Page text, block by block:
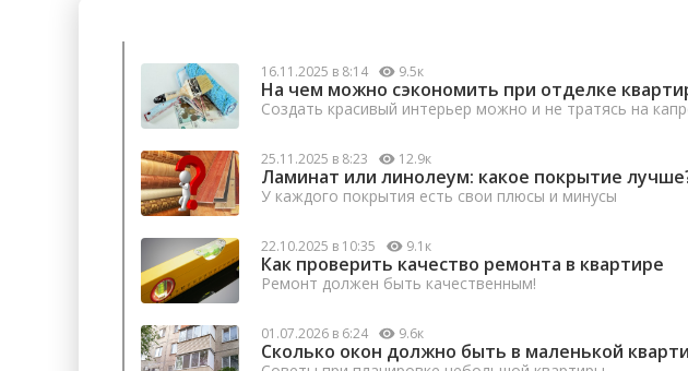
16.11.2025 в 8:14 9.5к
На чем можно сэкономить при отделке
Создать красивый интерьер можно и не тратясь на
25.11.2025 в 8:23 12.9к
Ламинат или линолеум: какое покрытие
У каждого покрытия есть свои плюсы и минусы
22.10.2025 в 10:35 9.1к
Как проверить качество ремонта в квартире
Ремонт должен быть качественным!
01.07.2026 в 6:24 9.6к
Сколько окон должно быть в маленькой